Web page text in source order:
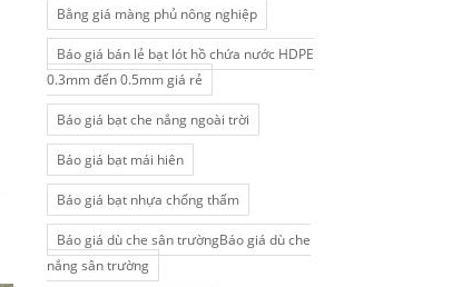
Bằng giá màng phủ nông nghiệp
Báo giá bán lẻ bạt lót hồ chứa nước HDPE
0.3mm đến 0.5mm giá rẻ
Báo giá bạt che nắng ngoài trời
Báo giá bạt mái hiên
Báo giá bạt nhựa chống thấm
Báo giá dù che sân trườngBáo giá dù che
nắng sân trường